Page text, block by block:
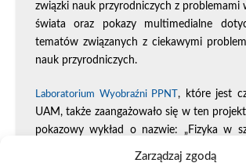
Zarządzaj zgodą
związki nauk przyrodniczych z problemami
świata oraz pokazy multimedialne
tematów związanych z ciekawymi
nauk przyrodniczych.
Laboratorium Wyobraźni PPNT , które jest
UAM, także zaangażowało się w ten
pokazowy wykład o nazwie: „Fizyka w